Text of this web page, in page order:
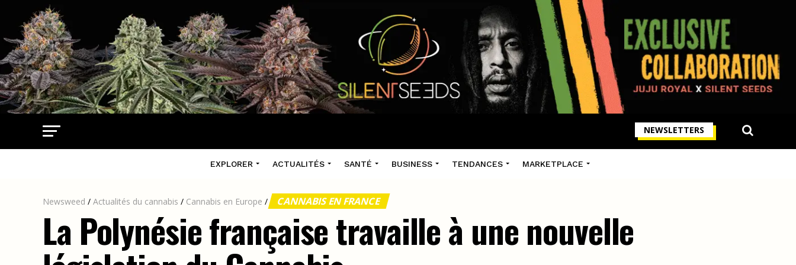
NEWSLETTERS
EXPLORER ACTUALITÉS SANTÉ BUSINESS TENDANCES MARKETPLACE
Newsweed / Actualités du cannabis / Cannabis en Europe / CANNABIS EN FRANCE
La Polynésie française travaille à une nouvelle